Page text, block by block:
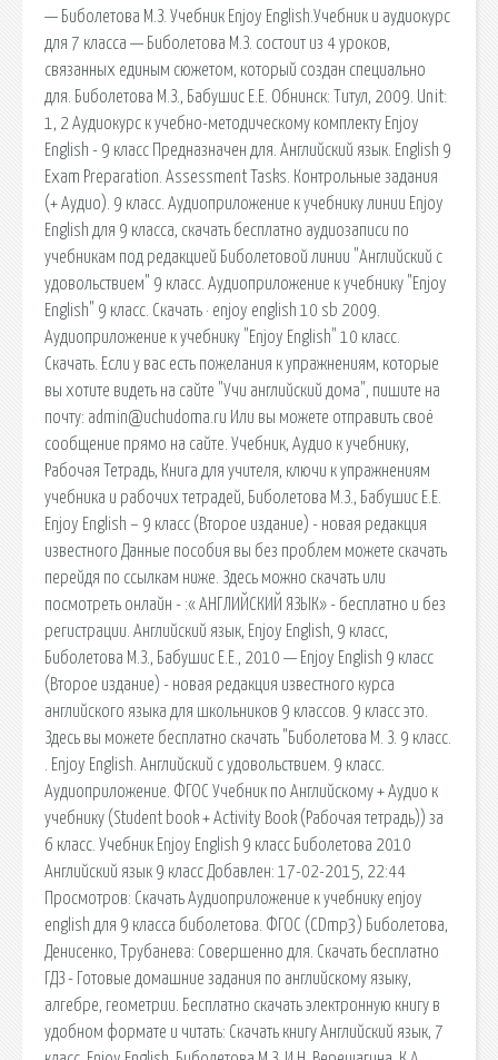
— Биболетова М.З. Учебник Enjoy English.Учебник и аудиокурс
для 7 класса — Биболетова М.З. состоит из 4 уроков,
связанных единым сюжетом, который создан специально
для. Биболетова М.З., Бабушис Е.Е. Обнинск: Титул, 2009. Unit:
1, 2 Аудиокурс к учебно-методическому комплекту Enjoy
English - 9 класс Предназначен для. Английский язык. English 9
Exam Preparation. Assessment Tasks. Контрольные задания
(+ Аудио). 9 класс. Аудиоприложение к учебнику линии Enjoy
English для 9 класса, скачать бесплатно аудиозаписи по
учебникам под редакцией Биболетовой линии "Английский с
удовольствием" 9 класс. Аудиоприложение к учебнику "Enjoy
English" 9 класс. Скачать · enjoy english 10 sb 2009.
Аудиоприложение к учебнику "Enjoy English" 10 класс.
Скачать. Если у вас есть пожелания к упражнениям, которые
вы хотите видеть на сайте "Учи английский дома", пишите на
почту: admin@uchudoma.ru Или вы можете отправить своё
сообщение прямо на сайте. Учебник, Аудио к учебнику,
Рабочая Тетрадь, Книга для учителя, ключи к упражнениям
учебника и рабочих тетрадей, Биболетова М.З., Бабушис Е.Е.
Enjoy English – 9 класс (Второе издание) - новая редакция
известного Данные пособия вы без проблем можете скачать
перейдя по ссылкам ниже. Здесь можно скачать или
посмотреть онлайн - :« АНГЛИЙСКИЙ ЯЗЫК» - бесплатно и без
регистрации. Английский язык, Enjoy English, 9 класс,
Биболетова М.З., Бабушис Е.Е., 2010 — Enjoy English 9 класс
(Второе издание) - новая редакция известного курса
английского языка для школьников 9 классов. 9 класс это.
Здесь вы можете бесплатно скачать "Биболетова М. З. 9 класс.
. Enjoy English. Английский с удовольствием. 9 класс.
Аудиоприложение. ФГОС Учебник по Английскому + Аудио к
учебнику (Student book + Activity Book (Рабочая тетрадь)) за
6 класс. Учебник Enjoy English 9 класс Биболетова 2010
Английский язык 9 класс Добавлен: 17-02-2015, 22:44
Просмотров: Скачать Аудиоприложение к учебнику enjoy
english для 9 класса биболетова. ФГОС (CDmp3) Биболетова,
Денисенко, Трубанева: Совершенно для. Скачать бесплатно
ГДЗ - Готовые домашние задания по английскому языку,
алгебре, геометрии. Бесплатно скачать электронную книгу в
удобном формате и читать: Скачать книгу Английский язык, 7